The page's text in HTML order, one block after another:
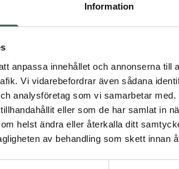
Information
anpassa innehållet och annonserna till
Vi vidarebefordrar även sådana
analysföretag som vi samarbetar
eller som de har samlat in
helst ändra eller återkalla ditt
av behandling som skett innan